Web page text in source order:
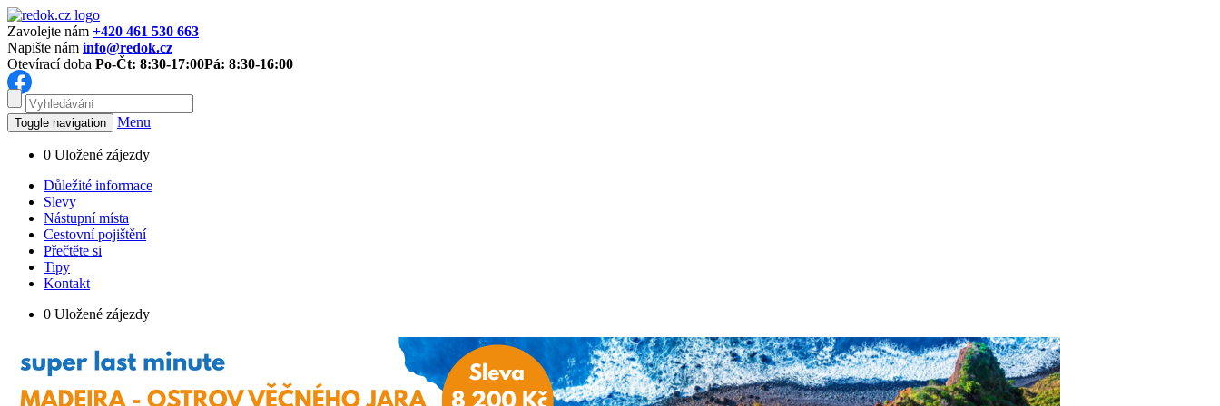
Zavolejte nám +420 461 530 663
Napište nám info@redok.cz
Otevírací doba Po-Čt: 8:30-17:00Pá: 8:30-16:00
Toggle navigation Menu
0 Uložené zájezdy
Důležité informace
Slevy
Nástupní místa
Cestovní pojištění
Přečtěte si
Tipy
Kontakt
0 Uložené zájezdy